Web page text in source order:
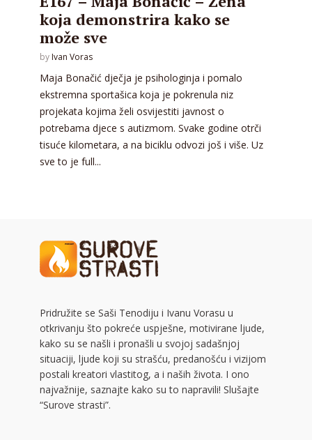
koja demonstrira kako se
može sve
by Ivan Voras
Maja Bonačić dječja je psihologinja i pomalo
ekstremna sportašica koja je pokrenula niz
projekata kojima želi osvijestiti javnost o
potrebama djece s autizmom. Svake godine otrči
tisuće kilometara, a na biciklu odvozi još i više. Uz
sve to je full...
Pridružite se Saši Tenodiju i Ivanu Vorasu u
otkrivanju što pokreće uspješne, motivirane ljude,
kako su se našli i pronašli u svojoj sadašnjoj
situaciji, ljude koji su strašću, predanošću i vizijom
postali kreatori vlastitog, a i naših života. I ono
najvažnije, saznajte kako su to napravili! Slušajte
“Surove strasti”.